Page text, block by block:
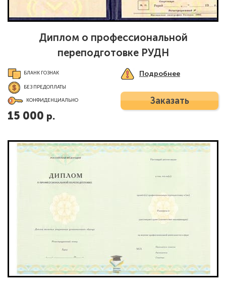
Диплом о профессиональной
переподготовке РУДН
БЛАНК ГОЗНАК
БЕЗ ПРЕДОПЛАТЫ
КОНФИДЕНЦИАЛЬНО
15 000 р.
Подробнее
Заказать